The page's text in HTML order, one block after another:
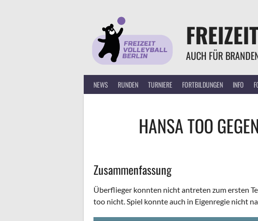
AUCH FÜR
NEWS RUNDEN TURNIERE FORTBILDUNGEN INFO
HANSA TOOGEGEN
Zusammenfassung
Überflieger konnten nicht antreten zum ersten
too nicht. Spiel konnte auch in Eigenregie nicht